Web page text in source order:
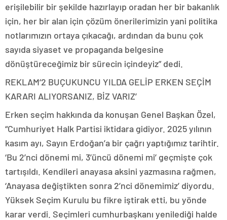
erişilebilir bir şekilde hazırlayıp oradan her bir bakanlık
için, her bir alan için çözüm önerilerimizin yani politika
notlarımızın ortaya çıkacağı, ardından da bunu çok
sayıda siyaset ve propaganda belgesine
dönüştüreceğimiz bir sürecin içindeyiz” dedi.
REKLAM‘2 BUÇUKUNCU YILDA GELİP ERKEN SEÇİM
KARARI ALIYORSANIZ, BİZ VARIZ’
Erken seçim hakkında da konuşan Genel Başkan Özel,
“Cumhuriyet Halk Partisi iktidara gidiyor. 2025 yılının
kasım ayı, Sayın Erdoğan’a bir çağrı yaptığımız tarihtir.
‘Bu 2’nci dönemi mi, 3’üncü dönemi mi’ geçmişte çok
tartışıldı. Kendileri anayasa aksini yazmasına rağmen,
‘Anayasa değiştikten sonra 2’nci dönemimiz’ diyordu.
Yüksek Seçim Kurulu bu fikre iştirak etti, bu yönde
karar verdi. Seçimleri cumhurbaşkanı yenilediği halde